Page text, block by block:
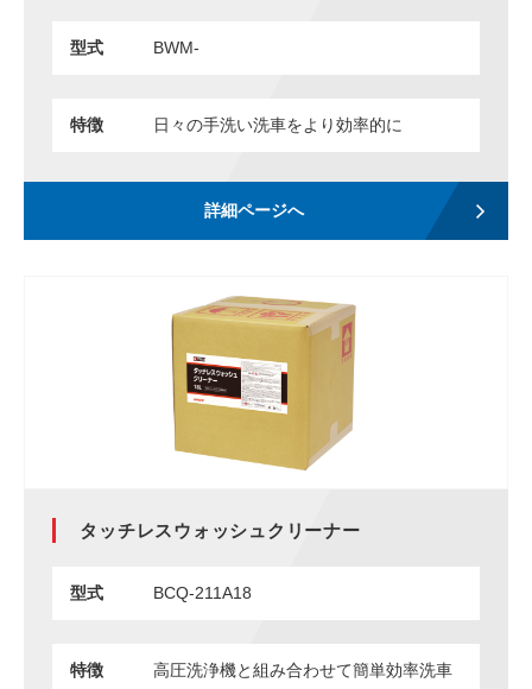
型式 BWM-
特徴 日々の手洗い洗車をより効率的に
詳細ページへ
タッチレスウォッシュクリーナー
型式 BCQ-211A18
特徴
高圧洗浄機と組み合わせて簡単効率洗車